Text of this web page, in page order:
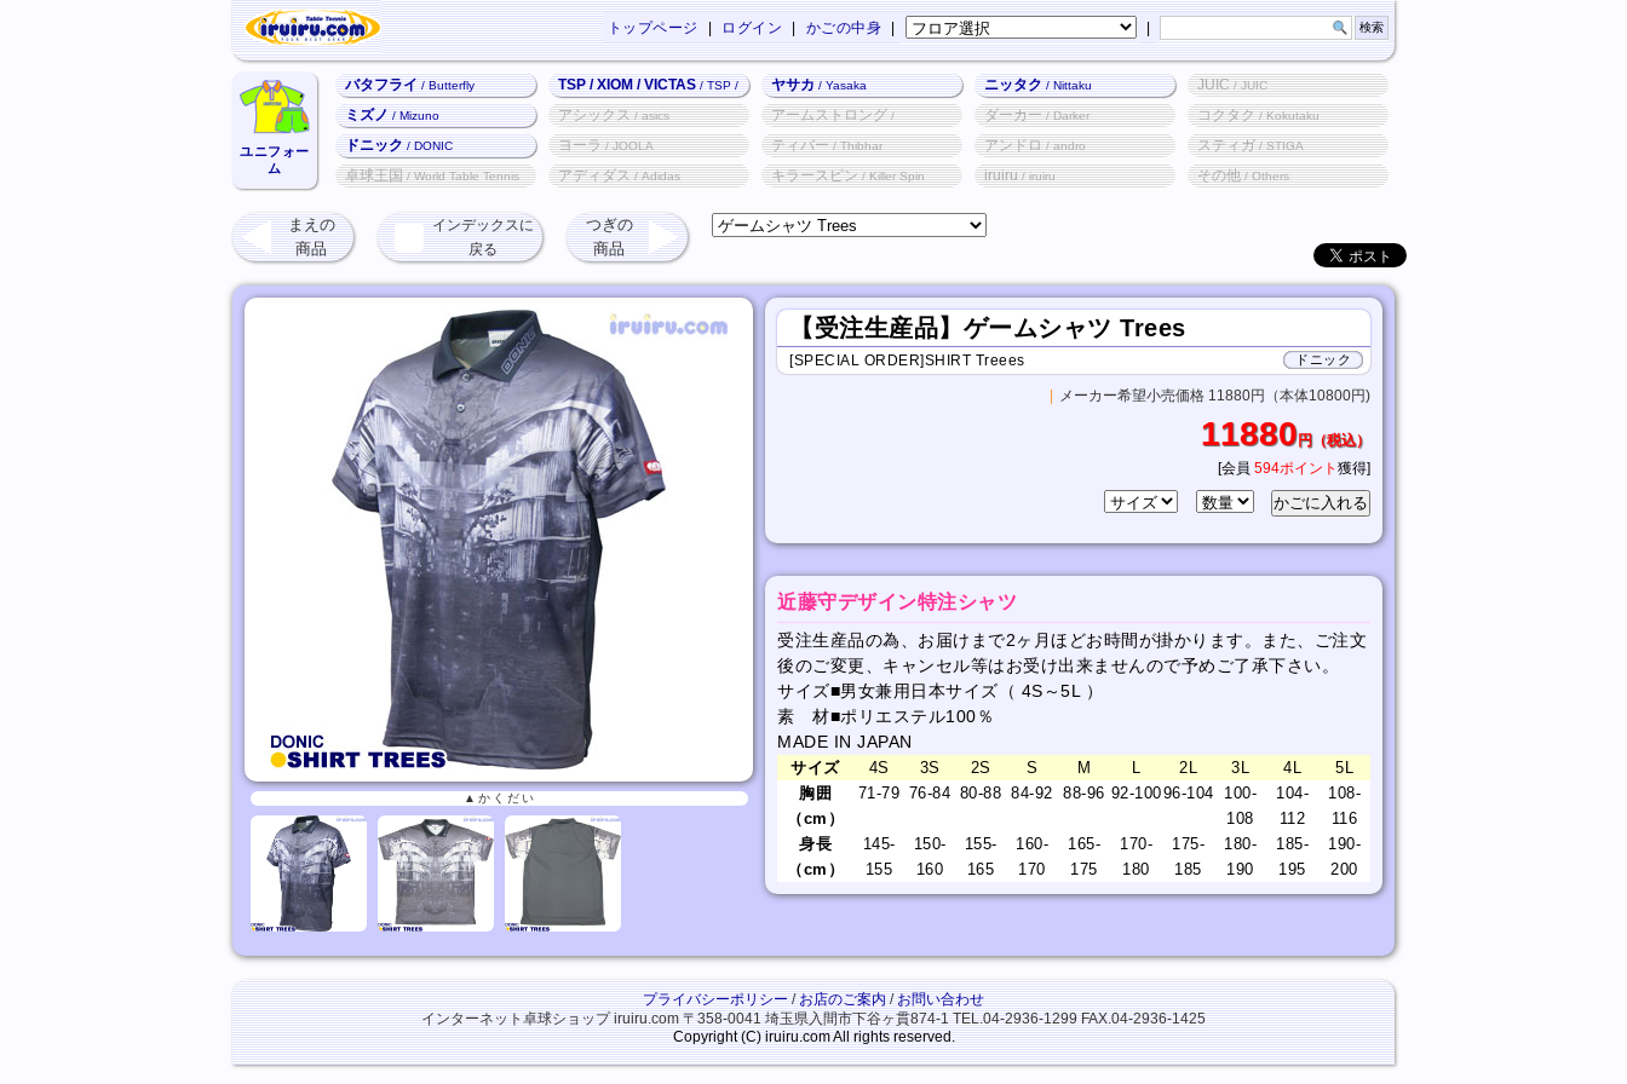
かごの中身
ログイン
トップページ
ユニフォー
ム
バタフライ/ Butterfly TSP / XIOM / VICTAS/ TSP /
XIOM / VICTAS
ヤサカ/ Yasaka ニッタク/ Nittaku JUIC/ JUIC
ミズノ/ Mizuno アシックス/ asics アームストロング/
Armstrong
ダーカー/ Darker コクタク/ Kokutaku
ドニック/ DONIC ヨーラ/ JOOLA ティバー/ Thibhar アンドロ/ andro スティガ/ STIGA
卓球王国/ World Table Tennis アディダス/ Adidas キラースピン/ Killer Spin iruiru/ iruiru その他/ Others
まえの
商品
インデックスに
戻る
つぎの
商品
▲かくだい
【受注生産品】ゲームシャツ Trees
ドニック
[SPECIAL ORDER]SHIRT Treees
メーカー希望小売価格 11880円（本体10800円)
11880円（税込）
[会員 594ポイント 獲得]
近藤守デザイン特注シャツ
受注生産品の為、お届けまで2ヶ月ほどお時間が掛かります。また、ご注文
後のご変更、キャンセル等はお受け出来ませんので予めご了承下さい。
サイズ■男女兼用日本サイズ（ 4S～5L ）
素 材■ポリエステル100％
MADE IN JAPAN
サイズ 4S 3S 2S S M L 2L 3L 4L
5L
胸囲
（cm）
71-79 76-84 80-88 84-92 88-96 92-10096-104
100-
108
104-
112
108-
116
身長
（cm）
145-
155
150-
160
155-
165
160-
170
165-
175
170-
180
175-
185
180-
190
185-
195
190-
200
プライバシーポリシー/お店のご案内/お問い合わせ
インターネット卓球ショップ iruiru.com〒358-0041 埼玉県入間市下谷ヶ貫874-1TEL.04-2936-1299 FAX.04-2936-1425
Copyright (C) iruiru.com All rights reserved.